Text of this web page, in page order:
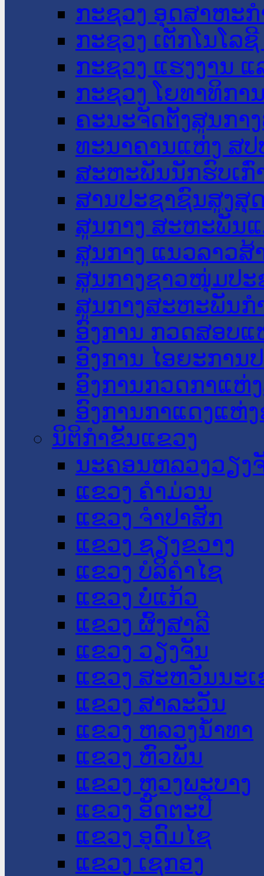
ກະຊວງ ອຸດສາຫະ
ກະຊວງ ເຕັກໂນໂລ
ກະຊວງ ແຮງງານ
ກະຊວງ ໂຍທາທິກາ
ຄະນະຈັດຕັ້ງສູນກາ
ທະນາຄານແຫ່ງ ສປ
ສະຫະພັນນັກຮົບເກົ່
ສານປະຊາຊົນສູງສຸ
ສູນກາງ ສະຫະພັນ
ສູນກາງ ແນວລາວສ້
ສູນກາງຊາວໜຸ່ມປະ
ສູນກາງສະຫະພັນກ
ອົງການ ກວດສອບແ
ອົງການ ໄອຍະການ
ອົງການກວດກາແຫ່
ອົງການກາແດງແຫ່
ນິຕິກໍາຂັ້ນແຂວງ
ນະ​ຄອນ​ຫລວງວຽງ
ແຂວງ ຄໍາມ່ວນ
ແຂວງ ຈໍາປາສັກ
ແຂວງ ຊຽງຂວາງ
ແຂວງ ບໍລິຄໍາໄຊ
ແຂວງ ບໍ່ແກ້ວ
ແຂວງ ຜົ້ງສາລີ
ແຂວງ ວຽງຈັນ
ແຂວງ ສະຫວັນນະ
ແຂວງ ສາລະວັນ
ແຂວງ ຫລວງນໍ້າທາ
ແຂວງ ຫົວພັນ
ແຂວງ ຫຼວງພະບາງ
ແຂວງ ອັດຕະປື
ແຂວງ ອຸດົມໄຊ
ແຂວງ ເຊກອງ